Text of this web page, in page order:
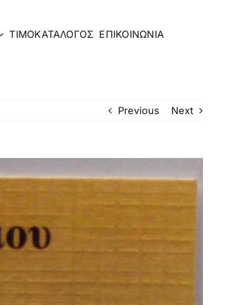
ΤΙΜΟΚΑΤΑΛΟΓΟΣ ΕΠΙΚΟΙΝΩΝΙΑ
Previous Next